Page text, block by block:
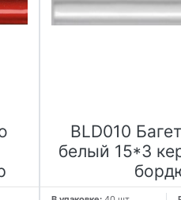
BLD010
белый 15*3